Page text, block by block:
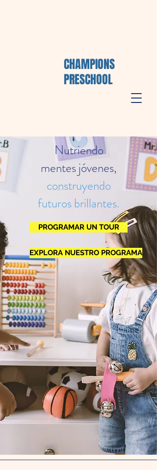
CHAMPIONS
PRESCHOOL
Nutriendo
mentes jóvenes,
construyendo
futuros brillantes.
PROGRAMAR UN TOUR
EXPLORA NUESTRO PROGRAMA